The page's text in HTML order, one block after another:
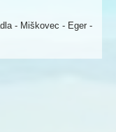
- Miškovec - Eger -